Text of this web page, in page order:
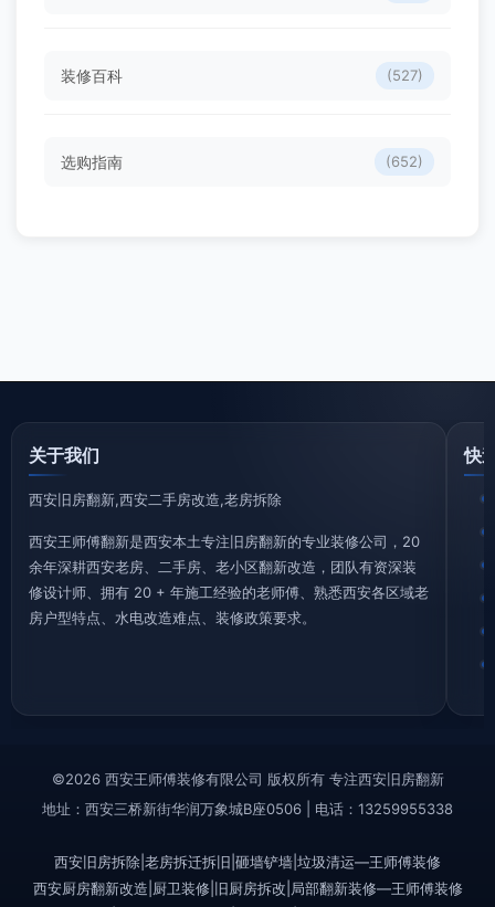
装修百科 (527)
选购指南 (652)
关于我们
西安旧房翻新,西安二手房改造,老房拆除
西安王师傅翻新是西安本土专注旧房翻新的专业装修公司，20
余年深耕西安老房、二手房、老小区翻新改造，团队有资深装
修设计师、拥有 20 + 年施工经验的老师傅、熟悉西安各区域老
房户型特点、水电改造难点、装修政策要求。
快
©2026 西安王师傅装修有限公司 版权所有 专注西安旧房翻新
地址：西安三桥新街华润万象城B座0506 | 电话：13259955338
西安旧房拆除|老房拆迁拆旧|砸墙铲墙|垃圾清运—王师傅装修
西安厨房翻新改造|厨卫装修|旧厨房拆改|局部翻新装修—王师傅装修